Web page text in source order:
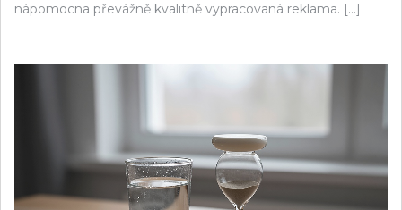
nápomocna převážně kvalitně vypracovaná reklama. […]